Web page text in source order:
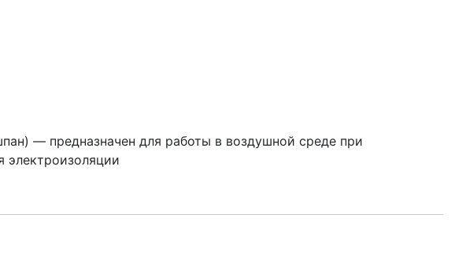
— предназначен для работы в воздушной среде при
электроизоляции